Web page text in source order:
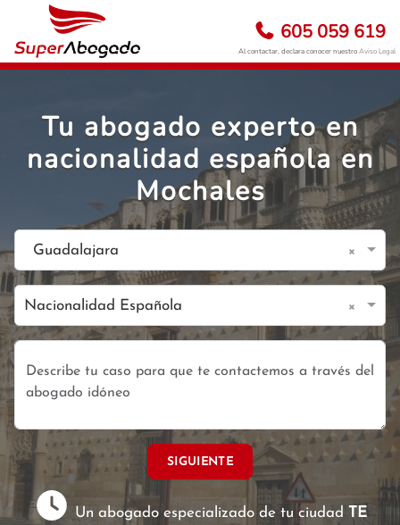
605 059 619
Al contactar, declara conocer nuestroAviso Legal
Tu abogado experto en
nacionalidad española en
Mochales
Guadalajara ×
Nacionalidad Española ×
SIGUIENTE
Un abogado especializado de tu ciudad TE